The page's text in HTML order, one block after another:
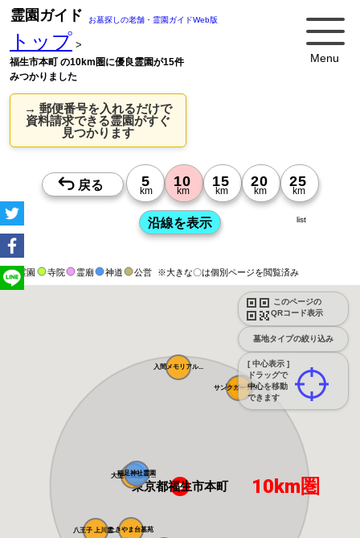
Menu
霊園ガイド お墓探しの老舗・霊園ガイドWeb版
トップ >
福生市本町 の10km圏に優良霊園が15件
みつかりました
→ 郵便番号を入れるだけで
資料請求できる霊園がすぐ
見つかります
霊園 寺院 霊廟 神道 公営 ※大きな〇は個別ページを閲覧済み
このページの
QRコード表示
墓地タイプの絞り込み
[ 中心表示 ]
ドラッグで
中心を移動
できます
list
風の森聖地
サンクガーデン...
入間メモリアル...
八王子 上川霊...
大型公園墓地 ...
稲足神社霊園
たきやま台墓苑
東京都福生市本町 10km圏